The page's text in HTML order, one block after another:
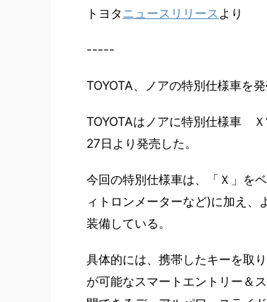
トヨタ ニュースリリース より
-----
TOYOTA、ノアの特別仕様車を
TOYOTAはノアに特別仕様車 Ｘ
27日より発売した。
今回の特別仕様車は、「Ｘ」を
ィトロンメーターなど)に加え、
装備している。
具体的には、携帯したキーを取
が可能なスマートエントリー＆